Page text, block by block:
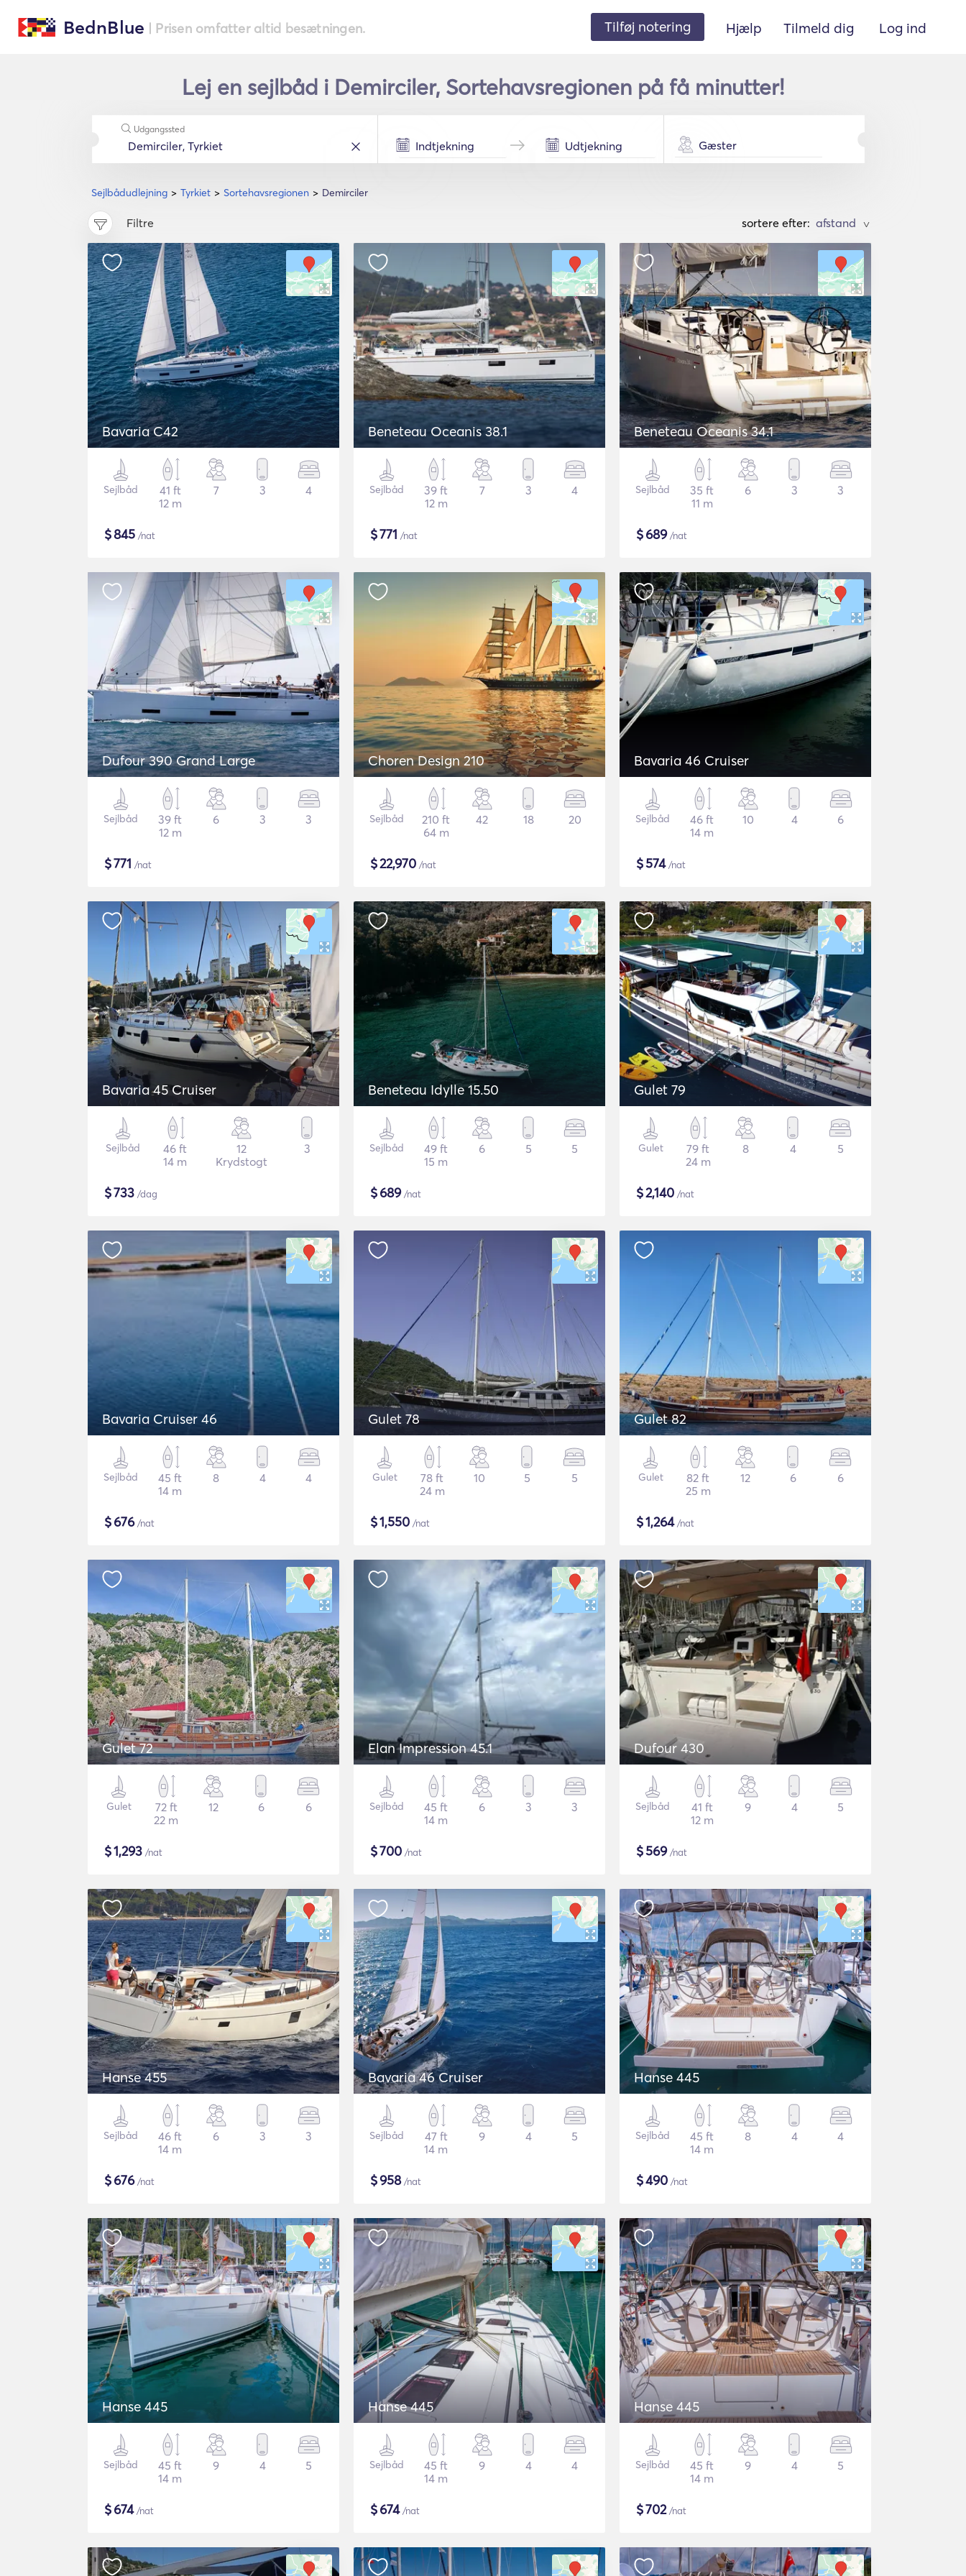
BednBlue | Prisen omfatter altid besætningen. Tilføj notering Hjælp Tilmeld dig Log ind
Lej en sejlbåd i Demirciler, Sortehavsregionen på få minutter!
Sejlbådudlejning Tyrkiet Sortehavsregionen Demirciler
Udgangssted
Gæster
Filtre sortere efter: >
Bavaria C42
Sejlbåd
41 ft
12 m
7 3 4
$845 /nat
Beneteau Oceanis 38.1
Sejlbåd
39 ft
12 m
7 3 4
$771 /nat
Beneteau Oceanis 34.1
Sejlbåd
35 ft
11 m
6 3 3
$689/nat
Dufour 390 Grand Large
Sejlbåd
39 ft
12 m
6 3 3
$771 /nat
Choren Design 210
Sejlbåd
210 ft
64 m
42 18 20
$22,970 /nat
Bavaria 46 Cruiser
Sejlbåd
46 ft
14 m
10 4 6
$574/nat
Bavaria 45 Cruiser
Sejlbåd
46 ft
14 m
12
Krydstogt
3
$733 /dag
Beneteau Idylle 15.50
Sejlbåd
49 ft
15 m
6 5 5
$689/nat
Gulet 79
Gulet
79 ft
24 m
8 4 5
$2,140 /nat
Bavaria Cruiser 46
Sejlbåd
45 ft
14 m
8 4 4
$676/nat
Gulet 78
Gulet
78 ft
24 m
10 5 5
$1,550 /nat
Gulet 82
Gulet
82 ft
25 m
12 6 6
$1,264/nat
Gulet 72
Gulet
72 ft
22 m
12 6 6
$1,293 /nat
Elan Impression 45.1
Sejlbåd
45 ft
14 m
6 3 3
$700 /nat
Dufour 430
Sejlbåd
41 ft
12 m
9 4 5
$569/nat
Hanse 455
Sejlbåd
46 ft
14 m
6 3 3
$676/nat
Bavaria 46 Cruiser
Sejlbåd
47 ft
14 m
9 4 5
$958/nat
Hanse 445
Sejlbåd
45 ft
14 m
8 4 4
$490 /nat
Hanse 445
Sejlbåd
45 ft
14 m
9 4 5
$674/nat
Hanse 445
Sejlbåd
45 ft
14 m
9 4 4
$674/nat
Hanse 445
Sejlbåd
45 ft
14 m
9 4 5
$702/nat